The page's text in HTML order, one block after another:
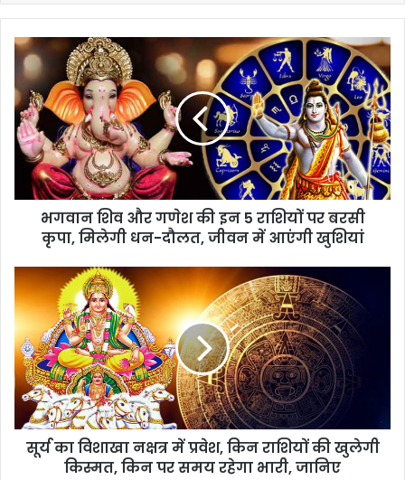
भगवान शिव और गणेश की इन 5 राशियों पर बरसी
कृपा, मिलेगी धन-दौलत, जीवन में आएंगी खुशियां
सूर्य का विशाखा नक्षत्र में प्रवेश, किन राशियों की खुलेगी
किस्मत, किन पर समय रहेगा भारी, जानिए